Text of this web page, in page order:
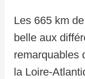
Les 665 km
belle aux
remarquables
la Loire-